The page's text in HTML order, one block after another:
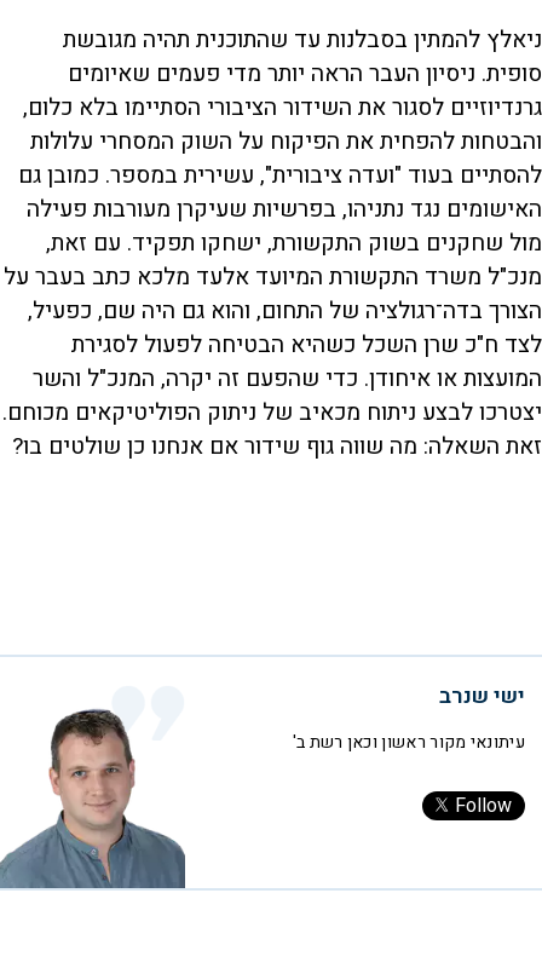
ניאלץ להמתין בסבלנות עד שהתוכנית תהיה מגובשת
סופית. ניסיון העבר הראה יותר מדי פעמים שאיומים
גרנדיוזיים לסגור את השידור הציבורי הסתיימו בלא כלום,
והבטחות להפחית את הפיקוח על השוק המסחרי עלולות
להסתיים בעוד "ועדה ציבורית", עשירית במספר. כמובן גם
האישומים נגד נתניהו, בפרשיות שעיקרן מעורבות פעילה
מול שחקנים בשוק התקשורת, ישחקו תפקיד. עם זאת,
מנכ"ל משרד התקשורת המיועד אלעד מלכא כתב בעבר על
הצורך בדה־רגולציה של התחום, והוא גם היה שם, כפעיל,
לצד ח"כ שרן השכל כשהיא הבטיחה לפעול לסגירת
המועצות או איחודן. כדי שהפעם זה יקרה, המנכ"ל והשר
יצטרכו לבצע ניתוח מכאיב של ניתוק הפוליטיקאים מכוחם.
זאת השאלה: מה שווה גוף שידור אם אנחנו כן שולטים בו?
ישי שנרב
עיתונאי מקור ראשון וכאן רשת ב'
Follow